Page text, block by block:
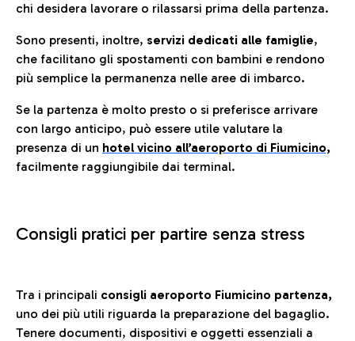
chi desidera lavorare o rilassarsi prima della partenza.
Sono presenti, inoltre, servizi dedicati alle famiglie,
che facilitano gli spostamenti con bambini e rendono
più semplice la permanenza nelle aree di imbarco.
Se la partenza è molto presto o si preferisce arrivare
con largo anticipo, può essere utile valutare la
presenza di un hotel vicino all’aeroporto di Fiumicino,
facilmente raggiungibile dai terminal.
Consigli pratici per partire senza stress
Tra i principali consigli aeroporto Fiumicino partenza,
uno dei più utili riguarda la preparazione del bagaglio.
Tenere documenti, dispositivi e oggetti essenziali a